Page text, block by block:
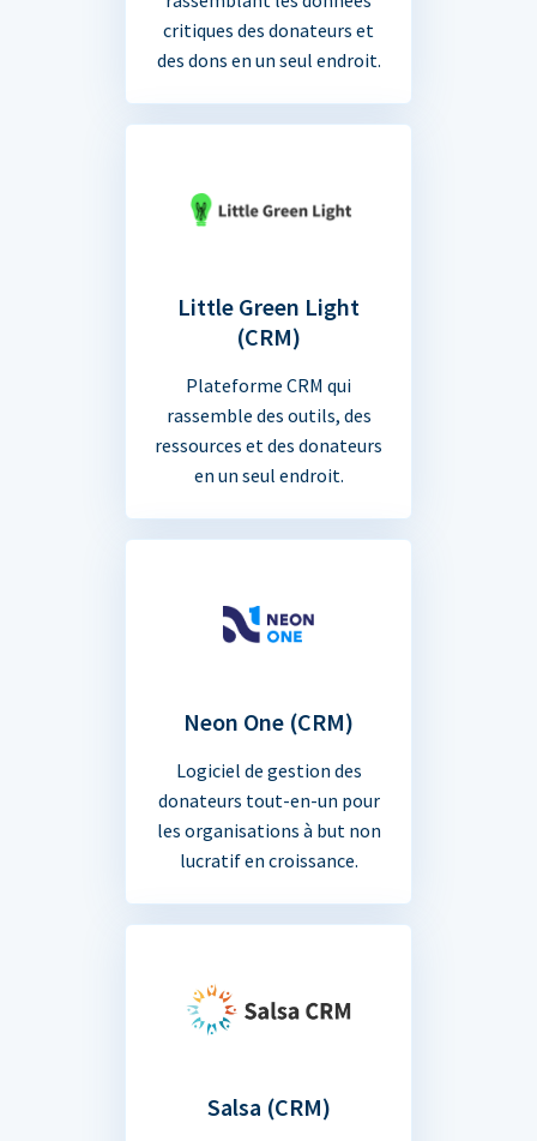
critiques des donateurs et
des dons en un seul endroit.
Little Green Light
(CRM)
Plateforme CRM qui
rassemble des outils, des
ressources et des donateurs
en un seul endroit.
Neon One (CRM)
Logiciel de gestion des
donateurs tout-en-un pour
les organisations à but non
lucratif en croissance.
Salsa (CRM)